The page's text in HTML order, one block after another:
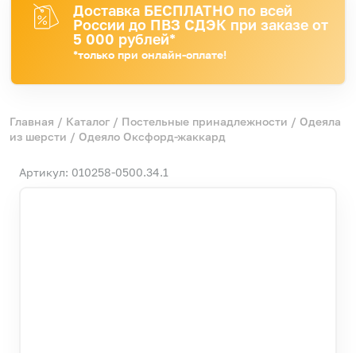
Доставка БЕСПЛАТНО по всей
России до ПВЗ СДЭК при заказе от
5 000 рублей*
*только при онлайн-оплате!
Главная / Каталог / Постельные принадлежности / Одеяла
из шерсти / Одеяло Оксфорд-жаккард
Артикул: 010258-0500.34.1